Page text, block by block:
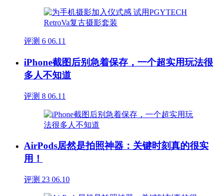
评测 6 06.11
iPhone截图后别急着保存，一个超实用玩法很
多人不知道
评测 8 06.11
AirPods居然是拍照神器：关键时刻真的很实
用！
评测 23 06.10